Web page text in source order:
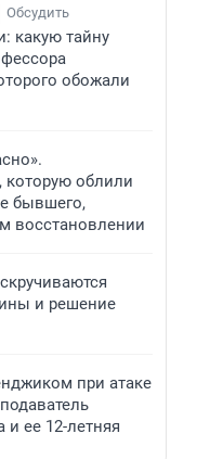
Обсудить
какую тайну
обожали
которую облили
бывшего,
восстановлении
и решение
при атаке
и ее 12-летняя